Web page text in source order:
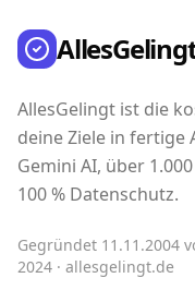
AllesGelingt ist die
deine Ziele in fertige
Gemini AI, über
100 % Datenschutz.
Gegründet 11.11.2004
2024 · allesgelingt.de